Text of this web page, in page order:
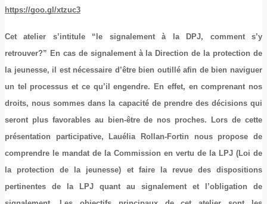
https://goo.gl/xtzuc3
Cet atelier s’intitule “le signalement à la DPJ, comment s’y
retrouver?” En cas de signalement à la Direction de la protection de
la jeunesse, il est nécessaire d’être bien outillé afin de bien naviguer
un tel processus et ce qu’il engendre. En effet, en comprenant nos
droits, nous sommes dans la capacité de prendre des décisions qui
seront plus favorables au bien-être de nos proches. Lors de cette
présentation participative, Lauélia Rollan-Fortin nous propose de
comprendre le mandat de la Commission en vertu de la LPJ (Loi de
la protection de la jeunesse) et faire la revue des dispositions
pertinentes de la LPJ quant au signalement et l’obligation de